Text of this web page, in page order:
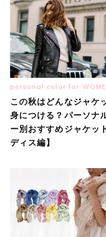
personal color for
この秋はどんなジャケ
身につける？パーソナ
ー別おすすめジャケッ
ディス編】